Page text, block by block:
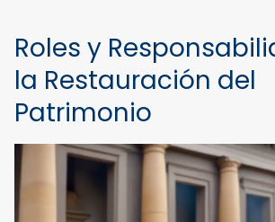
Roles y
la Restauración del
Patrimonio